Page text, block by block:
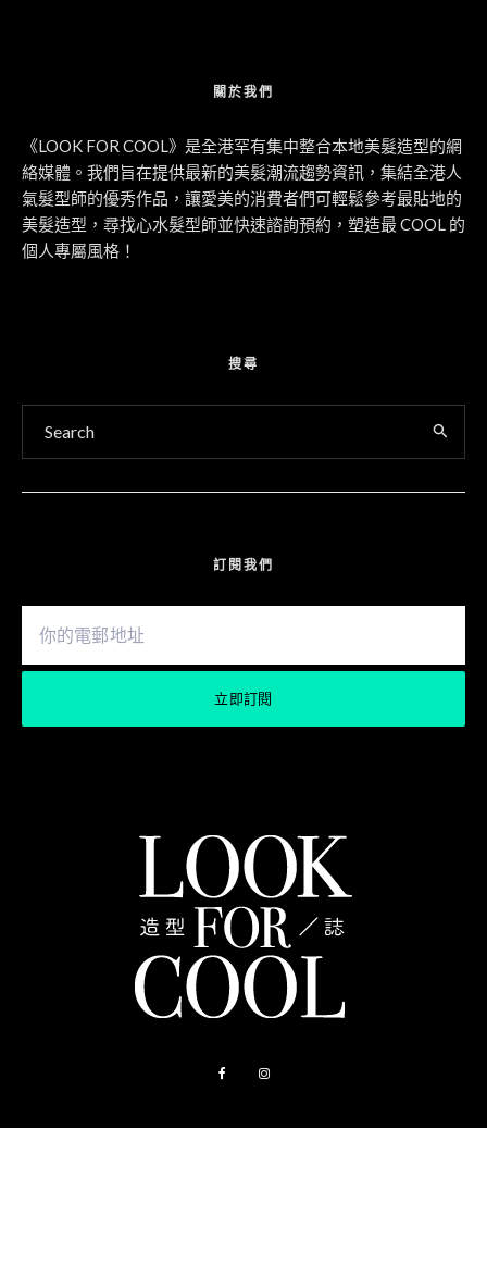
關於我們
《LOOK FOR COOL》是全港罕有集中整合本地美髮造型的網
絡媒體。我們旨在提供最新的美髮潮流趨勢資訊，集結全港人
氣髮型師的優秀作品，讓愛美的消費者們可輕鬆參考最貼地的
美髮造型，尋找心水髮型師並快速諮詢預約，塑造最 COOL 的
個人專屬風格！
搜尋
訂閱我們